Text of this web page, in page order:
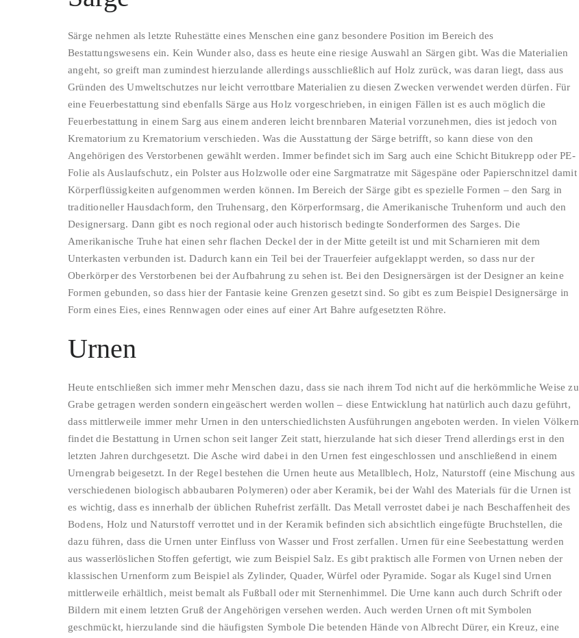
Särge nehmen als letzte Ruhestätte eines Menschen eine ganz besondere Position im Bereich des
Bestattungswesens ein. Kein Wunder also, dass es heute eine riesige Auswahl an Särgen gibt. Was die Materialien
angeht, so greift man zumindest hierzulande allerdings ausschließlich auf Holz zurück, was daran liegt, dass aus
Gründen des Umweltschutzes nur leicht verrottbare Materialien zu diesen Zwecken verwendet werden dürfen. Für
eine Feuerbestattung sind ebenfalls Särge aus Holz vorgeschrieben, in einigen Fällen ist es auch möglich die
Feuerbestattung in einem Sarg aus einem anderen leicht brennbaren Material vorzunehmen, dies ist jedoch von
Krematorium zu Krematorium verschieden. Was die Ausstattung der Särge betrifft, so kann diese von den
Angehörigen des Verstorbenen gewählt werden. Immer befindet sich im Sarg auch eine Schicht Bitukrepp oder PE-
Folie als Auslaufschutz, ein Polster aus Holzwolle oder eine Sargmatratze mit Sägespäne oder Papierschnitzel damit
Körperflüssigkeiten aufgenommen werden können. Im Bereich der Särge gibt es spezielle Formen – den Sarg in
traditioneller Hausdachform, den Truhensarg, den Körperformsarg, die Amerikanische Truhenform und auch den
Designersarg. Dann gibt es noch regional oder auch historisch bedingte Sonderformen des Sarges. Die
Amerikanische Truhe hat einen sehr flachen Deckel der in der Mitte geteilt ist und mit Scharnieren mit dem
Unterkasten verbunden ist. Dadurch kann ein Teil bei der Trauerfeier aufgeklappt werden, so dass nur der
Oberkörper des Verstorbenen bei der Aufbahrung zu sehen ist. Bei den Designersärgen ist der Designer an keine
Formen gebunden, so dass hier der Fantasie keine Grenzen gesetzt sind. So gibt es zum Beispiel Designersärge in
Form eines Eies, eines Rennwagen oder eines auf einer Art Bahre aufgesetzten Röhre.
Urnen
Heute entschließen sich immer mehr Menschen dazu, dass sie nach ihrem Tod nicht auf die herkömmliche Weise zu
Grabe getragen werden sondern eingeäschert werden wollen – diese Entwicklung hat natürlich auch dazu geführt,
dass mittlerweile immer mehr Urnen in den unterschiedlichsten Ausführungen angeboten werden. In vielen Völkern
findet die Bestattung in Urnen schon seit langer Zeit statt, hierzulande hat sich dieser Trend allerdings erst in den
letzten Jahren durchgesetzt. Die Asche wird dabei in den Urnen fest eingeschlossen und anschließend in einem
Urnengrab beigesetzt. In der Regel bestehen die Urnen heute aus Metallblech, Holz, Naturstoff (eine Mischung aus
verschiedenen biologisch abbaubaren Polymeren) oder aber Keramik, bei der Wahl des Materials für die Urnen ist
es wichtig, dass es innerhalb der üblichen Ruhefrist zerfällt. Das Metall verrostet dabei je nach Beschaffenheit des
Bodens, Holz und Naturstoff verrottet und in der Keramik befinden sich absichtlich eingefügte Bruchstellen, die
dazu führen, dass die Urnen unter Einfluss von Wasser und Frost zerfallen. Urnen für eine Seebestattung werden
aus wasserlöslichen Stoffen gefertigt, wie zum Beispiel Salz. Es gibt praktisch alle Formen von Urnen neben der
klassischen Urnenform zum Beispiel als Zylinder, Quader, Würfel oder Pyramide. Sogar als Kugel sind Urnen
mittlerweile erhältlich, meist bemalt als Fußball oder mit Sternenhimmel. Die Urne kann auch durch Schrift oder
Bildern mit einem letzten Gruß der Angehörigen versehen werden. Auch werden Urnen oft mit Symbolen
geschmückt, hierzulande sind die häufigsten Symbole Die betenden Hände von Albrecht Dürer, ein Kreuz, eine